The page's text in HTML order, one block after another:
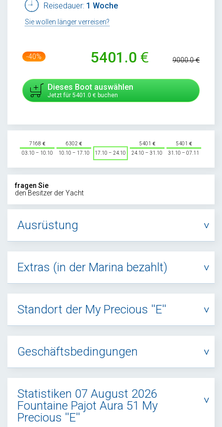
Reisedauer: 1 Woche
Sie wollen länger verreisen?
-40% 5401.0 9000.0
Dieses Boot auswählen
Jetzt für 5401.0 buchen
7168
03.10 – 10.10
6302
10.10 – 17.10
17.10 – 24.10
5401
24.10 – 31.10
5401
31.10 – 07.11
fragen Sie
den Besitzer der Yacht
Ausrüstung
Extras (in der Marina bezahlt)
Standort der My Precious ''E''
Geschäftsbedingungen
Statistiken 07 August 2026
Fountaine Pajot Aura 51 My
Precious ''E''